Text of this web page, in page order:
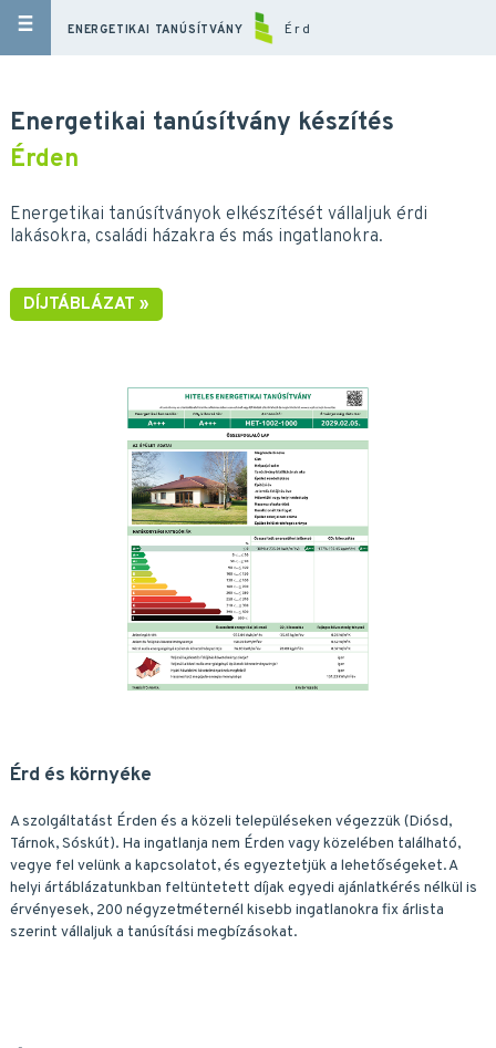
ENERGETIKAI TANÚSÍTVÁNY Érd
Energetikai tanúsítvány készítés
Érden
Energetikai tanúsítványok elkészítését vállaljuk érdi
lakásokra, családi házakra és más ingatlanokra.
DÍJTÁBLÁZAT »
Érd és környéke
A szolgáltatást Érden és a közeli településeken végezzük (Diósd,
Tárnok, Sóskút). Ha ingatlanja nem Érden vagy közelében található,
vegye fel velünk a kapcsolatot, és egyeztetjük a lehetőségeket. A
helyi ártáblázatunkban feltüntetett díjak egyedi ajánlatkérés nélkül is
érvényesek, 200 négyzetméternél kisebb ingatlanokra fix árlista
szerint vállaljuk a tanúsítási megbízásokat.